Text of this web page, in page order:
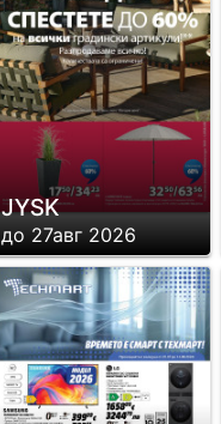
JYSK
до 27авг 2026